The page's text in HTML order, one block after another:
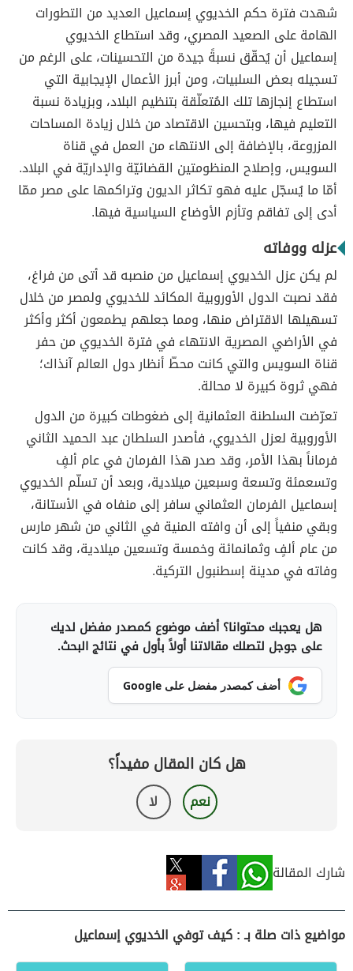
شهدت فترة حكم الخديوي إسماعيل العديد من التطورات
الهامة على الصعيد المصري، وقد استطاع الخديوي
إسماعيل أن يُحقّق نسبةً جيدة من التحسينات، على الرغم من
تسجيله بعض السلبيات، ومن أبرز الأعمال الإيجابية التي
استطاع إنجازها تلك المُتعلّقة بتنظيم البلاد، وبزيادة نسبة
التعليم فيها، وبتحسين الاقتصاد من خلال زيادة المساحات
المزروعة، بالإضافة إلى الانتهاء من العمل في قناة
السويس، وإصلاح المنظومتين القضائيّة والإداريّة في البلاد.
أمّا ما يُسجّل عليه فهو تكاثر الديون وتراكمها على مصر ممّا
أدى إلى تفاقم وتأزم الأوضاع السياسية فيها.
عزله ووفاته
لم يكن عزل الخديوي إسماعيل من منصبه قد أتى من فراغ،
فقد نصبت الدول الأوروبية المكائد للخديوي ولمصر من خلال
تسهيلها الاقتراض منها، ومما جعلهم يطمعون أكثر وأكثر
في الأراضي المصرية الانتهاء في فترة الخديوي من حفر
قناة السويس والتي كانت محطّ أنظار دول العالم آنذاك؛
فهي ثروة كبيرة لا محالة.
تعرّضت السلطنة العثمانية إلى ضغوطات كبيرة من الدول
الأوروبية لعزل الخديوي، فأصدر السلطان عبد الحميد الثاني
فرماناً بهذا الأمر، وقد صدر هذا الفرمان في عام ألفٍ
وتسعمئة وتسعة وسبعين ميلادية، وبعد أن تسلّم الخديوي
إسماعيل الفرمان العثماني سافر إلى منفاه في الأستانة،
وبقي منفياً إلى أن وافته المنية في الثاني من شهر مارس
من عام ألفٍ وثمانمائة وخمسة وتسعين ميلادية، وقد كانت
وفاته في مدينة إسطنبول التركية.
هل يعجبك محتوانا؟ أضف موضوع كمصدر مفضل لديك
على جوجل لتصلك مقالاتنا أولاً بأول في نتائج البحث.
أضف كمصدر مفضل على Google
هل كان المقال مفيداً؟
نعم لا
شارك المقالة
مواضيع ذات صلة بـ : كيف توفي الخديوي إسماعيل